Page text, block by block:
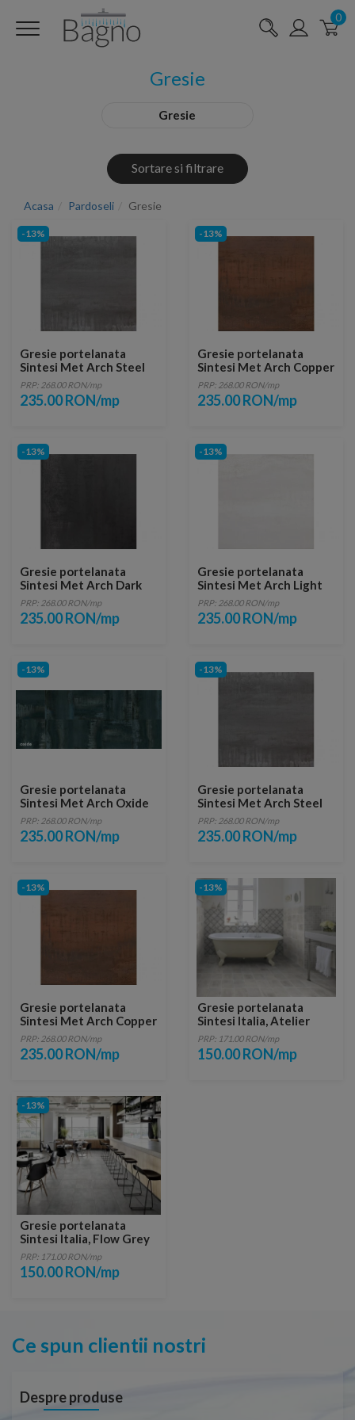
0
Gresie
Gresie
Sortare si filtrare
Acasa Pardoseli Gresie
-13%
Gresie portelanata
Sintesi Met Arch Steel
Rectificata 121X60,4
PRP: 268.00 RON/mp
235.00 RON/mp
-13%
Gresie portelanata
Sintesi Met Arch Copper
Rectificata 121X60,4
PRP: 268.00 RON/mp
235.00 RON/mp
-13%
Gresie portelanata
Sintesi Met Arch Dark
Rectificata 121X60,4
PRP: 268.00 RON/mp
235.00 RON/mp
-13%
Gresie portelanata
Sintesi Met Arch Light
Silver Rectificata
121x30
PRP: 268.00 RON/mp
235.00 RON/mp
-13%
Gresie portelanata
Sintesi Met Arch Oxide
Rectificata 121x30
PRP: 268.00 RON/mp
235.00 RON/mp
-13%
Gresie portelanata
Sintesi Met Arch Steel
Rectificata 121x30
PRP: 268.00 RON/mp
235.00 RON/mp
-13%
Gresie portelanata
Sintesi Met Arch Copper
Rectificata 121x30
PRP: 268.00 RON/mp
235.00 RON/mp
-13%
Gresie portelanata
Sintesi Italia, Atelier
Bianco 20x20 cm
PRP: 171.00 RON/mp
150.00 RON/mp
-13%
Gresie portelanata
Sintesi Italia, Flow Grey
45x45 cm
PRP: 171.00 RON/mp
150.00 RON/mp
Ce spun clientii nostri
Despre produse